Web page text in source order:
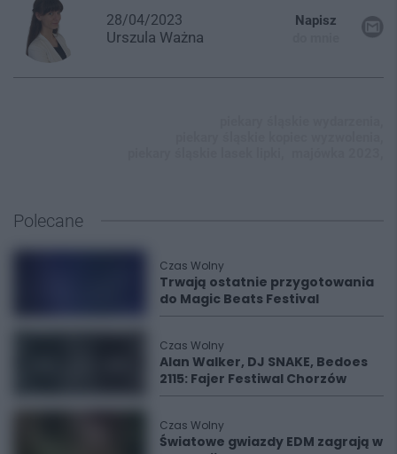
28/04/2023
Urszula Ważna
Napisz
Polecane
Czas Wolny
Trwają ostatnie przygotowania
do Magic Beats Festival
Czas Wolny
Alan Walker, DJ SNAKE, Bedoes
2115: Fajer Festiwal Chorzów
Czas Wolny
Światowe gwiazdy EDM zagrają w